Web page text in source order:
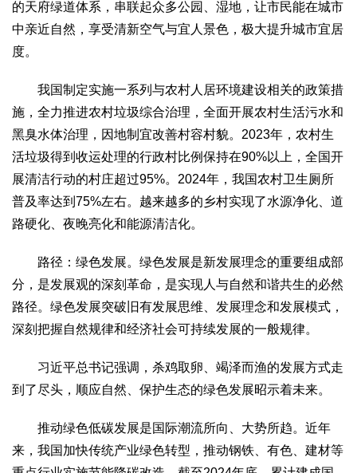
的天府绿道体系，串联起众多公园、湿地，让市民能在城市
中亲近自然，享受清新空气与宜人景色，极大提升城市宜居
度。
我国制定实施一系列与农村人居环境建设相关的政策措
施，全力推进农村垃圾综合治理，全面开展农村生活污水和
黑臭水体治理，因地制宜改善村容村貌。2023年，农村生
活垃圾得到收运处理的行政村比例保持在90%以上，全国开
展清洁行动的村庄超过95%。2024年，我国农村卫生厕所
普及率达到75%左右。越来越多的乡村实现了水源净化、道
路硬化、夜晚亮化和能源清洁化。
路径：绿色发展。绿色发展是新发展理念的重要组成部
分，是发展观的深刻革命，是实现人与自然和谐共生的必然
路径。绿色发展突破旧有发展思维、发展理念和发展模式，
深刻把握自然规律和经济社会可持续发展的一般规律。
习近平总书记强调，杀鸡取卵、竭泽而渔的发展方式走
到了尽头，顺应自然、保护生态的绿色发展昭示着未来。
推动绿色低碳发展是国际潮流所向、大势所趋。近年
来，我国加快传统产业绿色转型，推动钢铁、有色、建材等